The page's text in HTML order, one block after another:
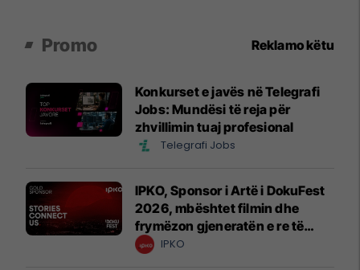
Promo Reklamo këtu
Konkurset e javës në Telegrafi
Jobs: Mundësi të reja për
zhvillimin tuaj profesional
Telegrafi Jobs
IPKO, Sponsor i Artë i DokuFest
2026, mbështet filmin dhe
frymëzon gjeneratën e re të
krijuesve
IPKO